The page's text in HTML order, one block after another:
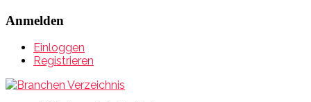
Anmelden
Einloggen
Registrieren